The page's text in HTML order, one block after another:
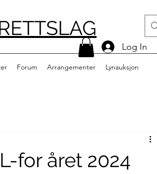
Log In
Forum Arrangementer Lynauksjon
for året 2024